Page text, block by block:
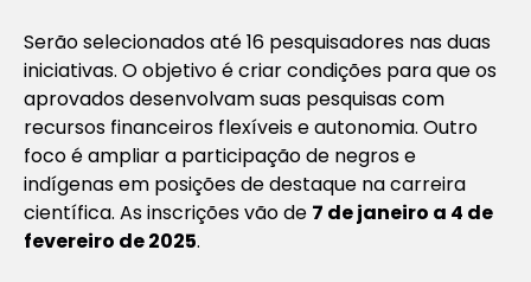
Serão selecionados até 16 pesquisadores nas duas
iniciativas. O objetivo é criar condições para que os
aprovados desenvolvam suas pesquisas com
recursos financeiros flexíveis e autonomia. Outro
foco é ampliar a participação de negros e
indígenas em posições de destaque na carreira
científica. As inscrições vão de 7 de janeiro a 4 de
fevereiro de 2025.